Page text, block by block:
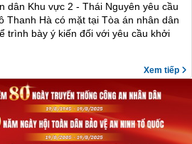
dân Khu vực 2 - Thái Nguyên yêu cầu
Thanh Hà có mặt tại Tòa án nhân dân
trình bày ý kiến đối với yêu cầu khởi
Xem tiếp